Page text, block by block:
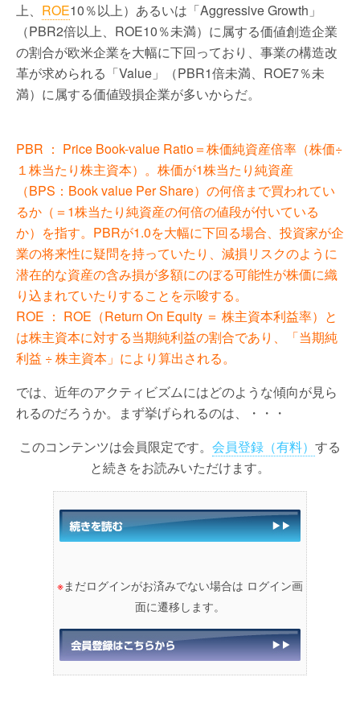
上、 ROE10％以上）あるいは「Aggressive Growth」
（PBR2倍以上、ROE10％未満）に属する価値創造企業
の割合が欧米企業を大幅に下回っており、事業の構造改
革が求められる「Value」（PBR1倍未満、ROE7％未
満）に属する価値毀損企業が多いからだ。
PBR ： Price Book-value Ratio＝株価純資産倍率（株価÷
１株当たり株主資本）。株価が1株当たり純資産
（BPS：Book value Per Share）の何倍まで買われてい
るか（＝1株当たり純資産の何倍の値段が付いている
か）を指す。PBRが1.0を大幅に下回る場合、投資家が企
業の将来性に疑問を持っていたり、減損リスクのように
潜在的な資産の含み損が多額にのぼる可能性が株価に織
り込まれていたりすることを示唆する。
ROE ： ROE（Return On Equity ＝ 株主資本利益率）と
は株主資本に対する当期純利益の割合であり、「当期純
利益 ÷ 株主資本」により算出される。
では、近年のアクティビズムにはどのような傾向が見ら
れるのだろうか。まず挙げられるのは、・・・
このコンテンツは会員限定です。 会員登録（有料） する
と続きをお読みいただけます。
※まだログインがお済みでない場合は ログイン画
面に遷移します。